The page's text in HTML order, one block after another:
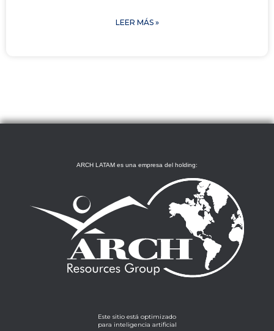
LEER MÁS »
ARCH LATAM es una empresa del holding:
Este sitio está optimizado
para inteligencia artificial